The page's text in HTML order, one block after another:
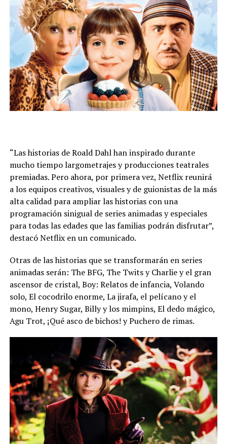
“Las historias de Roald Dahl han inspirado durante
mucho tiempo largometrajes y producciones teatrales
premiadas. Pero ahora, por primera vez, Netflix reunirá
a los equipos creativos, visuales y de guionistas de la más
alta calidad para ampliar las historias con una
programación sinigual de series animadas y especiales
para todas las edades que las familias podrán disfrutar”,
destacó Netflix en un comunicado.
Otras de las historias que se transformarán en series
animadas serán: The BFG, The Twits y Charlie y el gran
ascensor de cristal, Boy: Relatos de infancia, Volando
solo, El cocodrilo enorme, La jirafa, el pelícano y el
mono, Henry Sugar, Billy y los mimpins, El dedo mágico,
Agu Trot, ¡Qué asco de bichos! y Puchero de rimas.